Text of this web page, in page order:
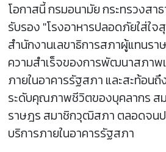
โอกาสนี้ กรมอนามัย กระทรวงสา
รับรอง "โรงอาหารปลอดภัยใส่ใจ
สำนักงานเลขาธิการสภาผู้แทนร
ความสำเร็จของการพัฒนาสภาพ
ภายในอาคารรัฐสภา และสะท้อน
ระดับคุณภาพชีวิตของบุคลากร ส
ราษฎร สมาชิกวุฒิสภา ตลอดจนป
บริการภายในอาคารรัฐสภา